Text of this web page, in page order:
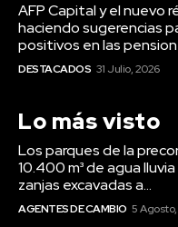
AFP Capital y el nuevo
haciendo sugerencias
positivos en las
DESTACADOS 31 Julio, 2026
Lo más visto
Los parques de la
10.400 m³ de agua
zanjas excavadas a...
AGENTES DE CAMBIO 5